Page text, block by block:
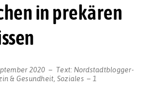
in prekären
2020 Text: Nordstadtblogger-
& Gesundheit, Soziales
1